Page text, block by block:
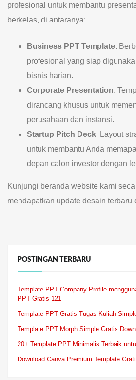
profesional untuk membantu
berkelas, di antaranya:
Business PPT Template:
profesional yang siap
bisnis harian.
Corporate Presentation:
dirancang khusus untuk
perusahaan dan instansi.
Startup Pitch Deck: Layout
untuk membantu Anda
depan calon investor dengan
Kunjungi beranda website kami
mendapatkan update desain terbaru
POSTINGAN TERBARU
Template PPT Company Profile
PPT Gratis 121
Template PPT Gratis Tugas Kuliah
Template PPT Morph Simple Gratis
20+ Template PPT Minimalis Terbaik
Download Canva Premium Template